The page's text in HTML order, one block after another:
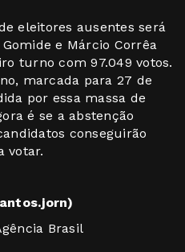
eleitores ausentes será
e Márcio Corrêa
turno com 97.049 votos.
marcada para 27 de
por essa massa de
é se a abstenção
conseguirão
votar.
Brasil